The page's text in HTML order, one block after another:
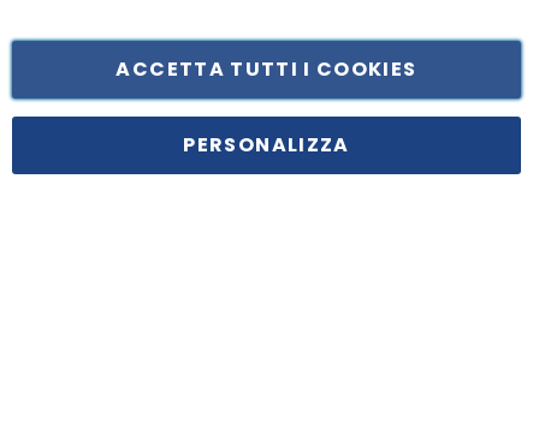
Principe di Piemonte 199, cap. 80026 Casoria (NA) - C.F. 05834470634 -
ACCETTA TUTTI I COOKIES
PERSONALIZZA